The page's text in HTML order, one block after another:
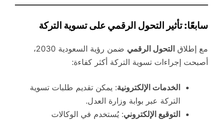
سابعًا: تأثير التحول الرقمي على تسوية التركة
مع إطلاق التحول الرقمي
ضمن رؤية السعودية 2030،
أصبحت إجراءات تسوية التركة أكثر كفاءة:
الخدمات الإلكترونية: يمكن تقديم طلبات تسوية
التركة عبر بوابة وزارة العدل.
التوقيع الإلكتروني: يُستخدم في الوكالات